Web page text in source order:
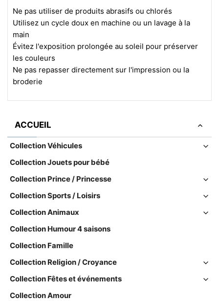
Ne pas utiliser de produits abrasifs ou chlorés
Utilisez un cycle doux en machine ou un lavage à la
main
Évitez l'exposition prolongée au soleil pour préserver
les couleurs
Ne pas repasser directement sur l'impression ou la
broderie
ACCUEIL
Collection Véhicules
Collection Jouets pour bébé
Collection Prince / Princesse
Collection Sports / Loisirs
Collection Animaux
Collection Humour 4 saisons
Collection Famille
Collection Religion / Croyance
Collection Fêtes et événements
Collection Amour